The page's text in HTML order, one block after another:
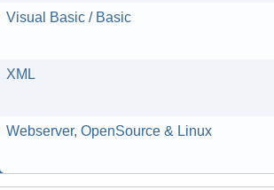
Visual Basic / Basic
XML
Webserver, OpenSource & Linux